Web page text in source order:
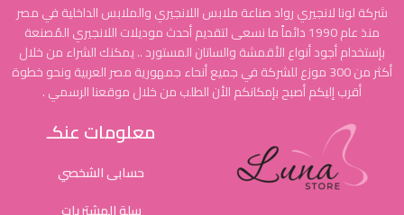
شركة لونا لانجيري رواد صناعة ملابس اللانجيري والملابس الداخلية في مصر
منذ عام 1990 دائماً ما نسعى لتقديم أحدث موديلات اللانجيري المُصنعة
بإستخدام أجود أنواع الأقمشة والساتان المستورد .. يمكنك الشراء من خلال
أكثر من 300 موزع للشركة في جميع أنحاء جمهورية مصر العربية ونحو خطوة
أقرب إليكم أصبح بإمكانكم الأن الطلب من خلال موقعنا الرسمي .
معلومات عنكـ
حسابى الشخصي